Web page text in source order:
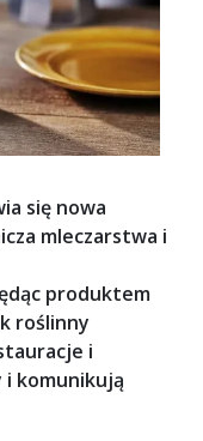
się nowa
mleczarstwa i
produktem
roślinny
i
i komunikują